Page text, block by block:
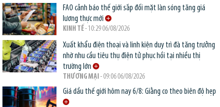
FAO cảnh báo thế giới sắp đối mặt làn sóng tăng giá
lương thực mới
KINH TẾ- 10:29 06/08/2026
Xuất khẩu điện thoại và linh kiện duy trì đà tăng trưởng
nhờ nhu cầu tiêu thụ điện tử phục hồi tại nhiều thị
trường lớn
THƯƠNG MẠI - 09:06 06/08/2026
Giá dầu thế giới hôm nay 6/8: Giằng co theo biên độ hẹp